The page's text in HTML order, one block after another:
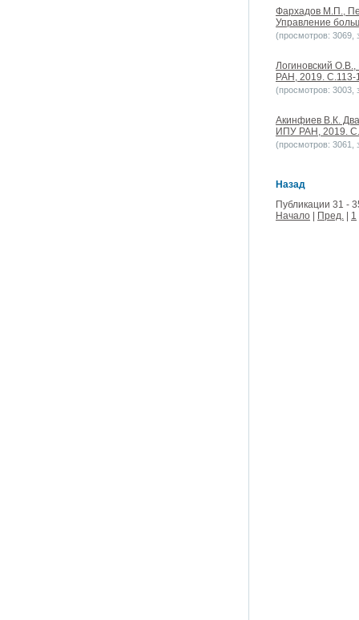
Фархадов М.П.,
Управление
(просмотров: 3069,
Логиновский
РАН, 2019. С.113-
(просмотров: 3003,
Акинфиев В.К.
ИПУ РАН, 2019.
(просмотров: 3061,
Назад
Публикации 31 -
Начало
Пред. 1